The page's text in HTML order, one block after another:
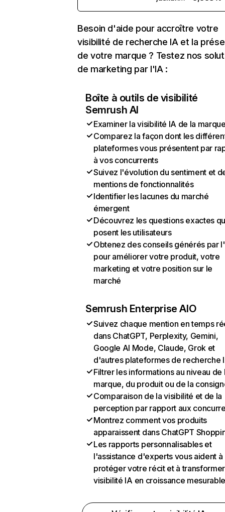
Besoin d'aide pour accroître votre
visibilité de recherche IA et la
de votre marque ? Testez nos
de marketing par l'IA :
Boîte à outils de visibilité
Semrush AI
Examiner la visibilité IA de la
Comparez la façon dont les
plateformes vous présentent par
à vos concurrents
Suivez l'évolution du sentiment et
mentions de fonctionnalités
Identifier les lacunes du marché
émergent
Découvrez les questions exactes
posent les utilisateurs
Obtenez des conseils générés par
pour améliorer votre produit, votre
marketing et votre position sur le
marché
Semrush Enterprise AIO
Suivez chaque mention en temps
dans ChatGPT, Perplexity, Gemini,
Google AI Mode, Claude, Grok et
d'autres plateformes de recherche
Filtrer les informations au niveau de
marque, du produit ou de la
Comparaison de la visibilité et de la
perception par rapport aux
Montrez comment vos produits
apparaissent dans ChatGPT
Les rapports personnalisables et
l'assistance d'experts vous aident à
protéger votre récit et à
visibilité IA en croissance